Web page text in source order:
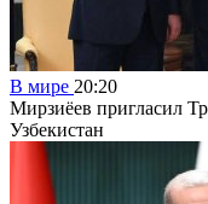
В мире 20:20
Мирзиёев пригласил
Узбекистан